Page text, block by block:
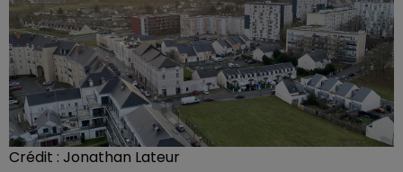
Crédit : Jonathan Lateur